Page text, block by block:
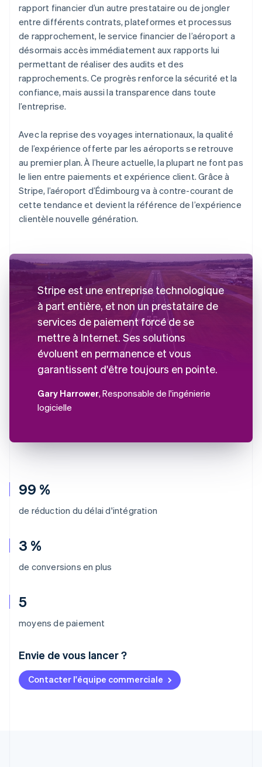
99 %
de réduction du délai d'intégration
3 %
de conversions en plus
5
moyens de paiement
Envie de vous lancer ?
Contacter l'équipe commerciale
rapport financier d’un autre prestataire ou de jongler
entre différents contrats, plateformes et processus
de rapprochement, le service financier de l’aéroport a
désormais accès immédiatement aux rapports lui
permettant de réaliser des audits et des
rapprochements. Ce progrès renforce la sécurité et la
confiance, mais aussi la transparence dans toute
l’entreprise.
Avec la reprise des voyages internationaux, la qualité
de l’expérience offerte par les aéroports se retrouve
au premier plan. À l’heure actuelle, la plupart ne font pas
le lien entre paiements et expérience client. Grâce à
Stripe, l’aéroport d’Édimbourg va à contre-courant de
cette tendance et devient la référence de l’expérience
clientèle nouvelle génération.
Stripe est une entreprise technologique
à part entière, et non un prestataire de
services de paiement forcé de se
mettre à Internet. Ses solutions
évoluent en permanence et vous
garantissent d'être toujours en pointe.
Gary Harrower, Responsable de l'ingénierie
logicielle
Allemagne